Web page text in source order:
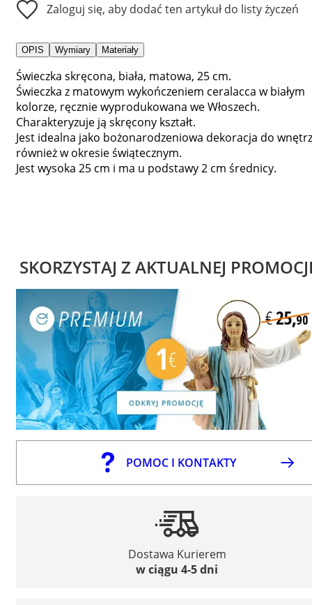
Zaloguj się, aby dodać ten artykuł do listy życzeń
OPIS Wymiary Materiały
Świeczka skręcona, biała, matowa, 25 cm.
Świeczka z matowym wykończeniem ceralacca w białym
kolorze, ręcznie wyprodukowana we Włoszech.
Charakteryzuje ją skręcony kształt.
Jest idealna jako bożonarodzeniowa dekoracja do wnętrz
również w okresie świątecznym.
Jest wysoka 25 cm i ma u podstawy 2 cm średnicy.
SKORZYSTAJ Z AKTUALNEJ
POMOC I KONTAKTY
Dostawa Kurierem
w ciągu 4-5 dni